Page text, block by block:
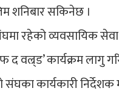
शनिबार सकिनेछ ।
रहेको व्यवसायिक
कार्यक्रम लागु
कार्यकारी